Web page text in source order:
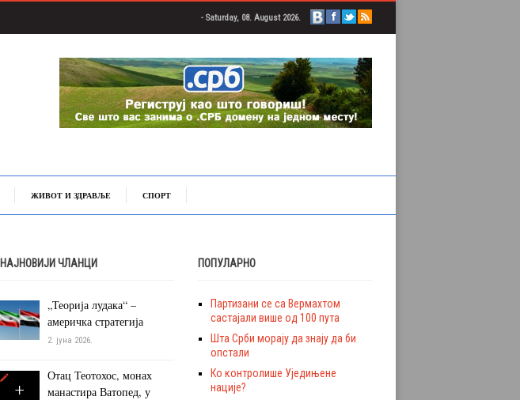
- Saturday, 08. August 2026.
ЖИВОТ И ЗДРАВЉЕ СПОРТ
НАЈНОВИЈИ ЧЛАНЦИ
„Теорија лудака“ –
америчка стратегија
2. јуна 2026.
Отац Теотохос, монах
манастира Ватопед, у
ПОПУЛАРНО
Партизани се са Вермахтом
састајали више од 100 пута
Шта Срби морају да знају да би
опстали
Ко контролише Уједињене
нације?